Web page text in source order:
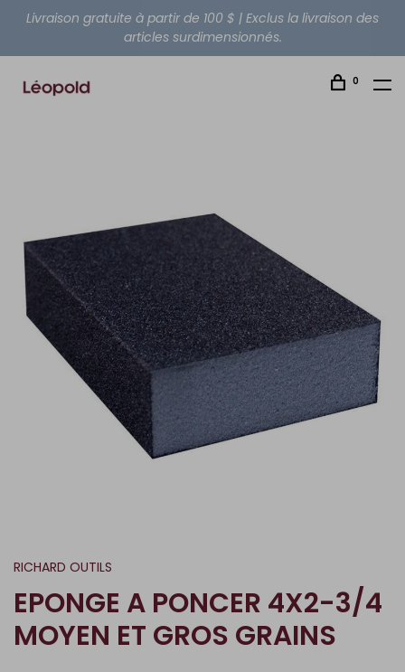
Livraison gratuite à partir de 100 $ | Exclus la livraison des
articles surdimensionnés.
0
RICHARD OUTILS
EPONGE A PONCER 4X2-3/4
MOYEN ET GROS GRAINS